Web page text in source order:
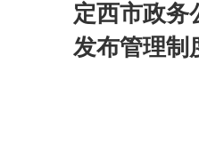
定西市政务
发布管理制